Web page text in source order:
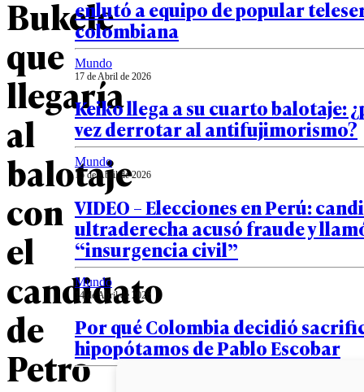
Bukele
que
llegaría
al
balotaje
con
el
candidato
de
Petro
enlutó a equipo de popular
colombiana
Mundo
17 de Abril de 2026
Keiko llega a su cuarto balotaje:
vez derrotar al antifujimorismo?
Mundo
15 de Abril de 2026
VIDEO – Elecciones en Perú:
ultraderecha acusó fraude y
“insurgencia civil”
Mundo
14 de Abril de 2026
Por qué Colombia decidió
hipopótamos de Pablo Escobar